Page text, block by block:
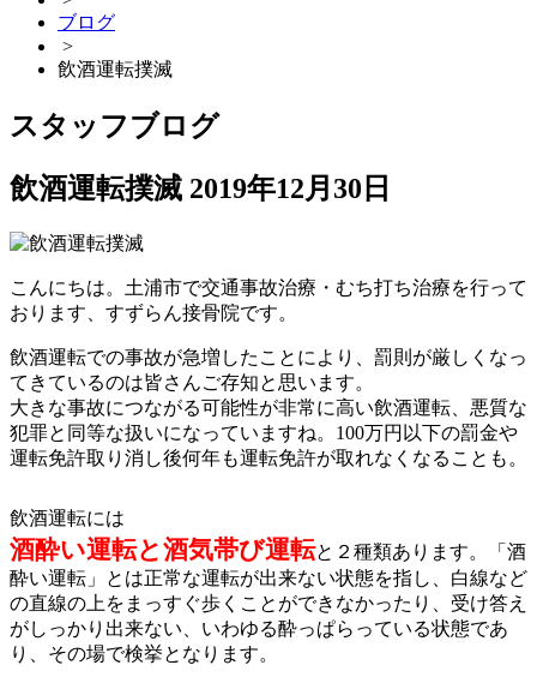
ブログ
>
飲酒運転撲滅
スタッフブログ
飲酒運転撲滅 2019年12月30日
こんにちは。土浦市で交通事故治療・むち打ち治療を行って
おります、すずらん接骨院です。
飲酒運転での事故が急増したことにより、罰則が厳しくなっ
てきているのは皆さんご存知と思います。
大きな事故につながる可能性が非常に高い飲酒運転、悪質な
犯罪と同等な扱いになっていますね。 100万円以下の罰金や
運転免許取り消し後何年も運転免許が取れなくなることも。
飲酒運転には
酒酔い運転と酒気帯び運転と２種類あります。「酒
酔い運転」とは正常な運転が出来ない状態を指し、白線など
の直線の上をまっすぐ歩くことができなかったり、受け答え
がしっかり出来ない、いわゆる酔っぱらっている状態であ
り、その場で検挙となります。